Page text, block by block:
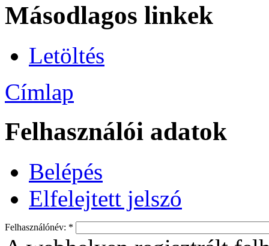
Másodlagos linkek
Letöltés
Címlap
Felhasználói adatok
Belépés
Elfelejtett jelszó
Felhasználónév: *